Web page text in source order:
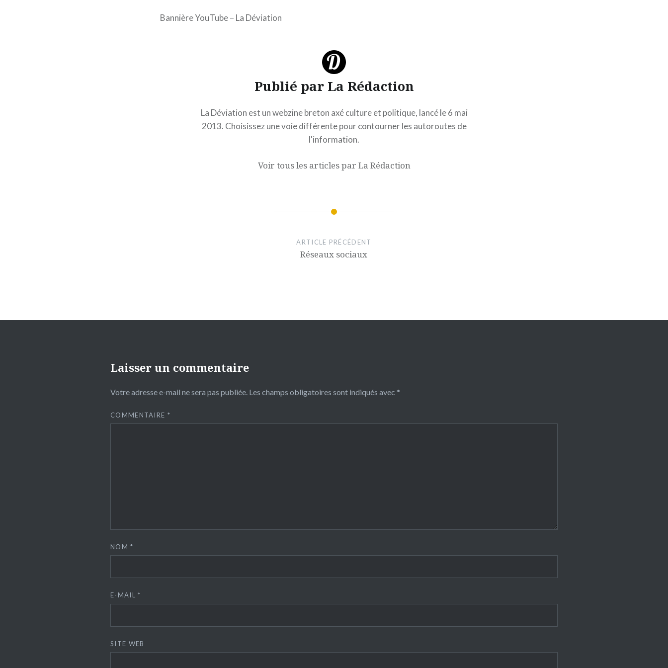
Bannière YouTube – La Déviation
Publié par La Rédaction
La Déviation est un webzine breton axé culture et politique, lancé le 6 mai
2013. Choisissez une voie différente pour contourner les autoroutes de
l'information.
Voir tous les articles par La Rédaction
ARTICLE PRÉCÉDENT
Réseaux sociaux
Laisser un commentaire
Votre adresse e-mail ne sera pas publiée. Les champs obligatoires sont indiqués avec *
COMMENTAIRE *
NOM*
E-MAIL*
SITE WEB